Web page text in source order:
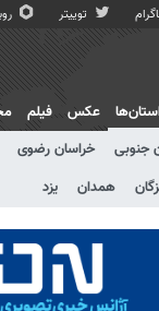
توییتر
جنوبی خراسان رضوی
همدان یزد
عکس فیلم